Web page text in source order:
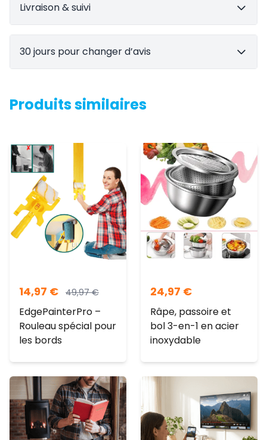
Livraison & suivi
30 jours pour changer d’avis
Produits similaires
14,97 € 49,97€
EdgePainterPro –
Rouleau spécial pour
les bords
24,97 €
Râpe, passoire et
bol 3-en-1 en acier
inoxydable